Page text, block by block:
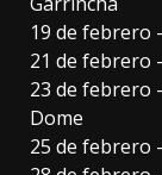
19 de febrero
21 de febrero
23 de febrero
Dome
25 de febrero